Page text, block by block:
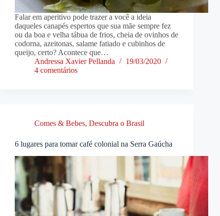
Falar em aperitivo pode trazer a você a ideia
daqueles canapés espertos que sua mãe sempre fez
ou da boa e velha tábua de frios, cheia de ovinhos de
codorna, azeitonas, salame fatiado e cubinhos de
queijo, certo? Acontece que…
Andressa Xavier Pellanda
19/03/2020
4 comentários
Comes & Bebes, Descubra o Brasil
6 lugares para tomar café colonial na Serra Gaúcha